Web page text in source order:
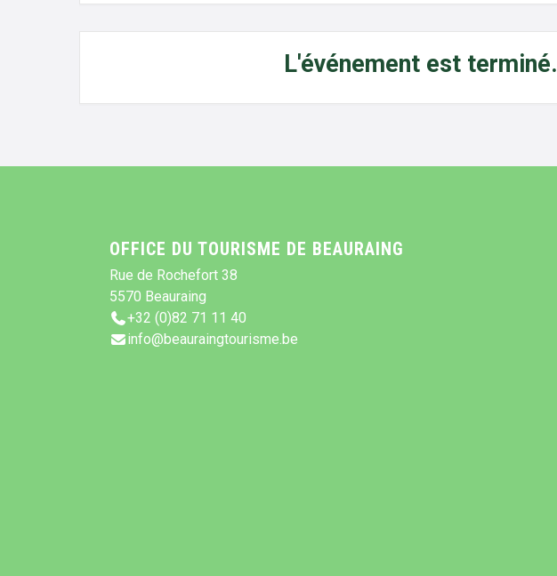
L'événement est terminé.
OFFICE DU TOURISME DE BEAURAING
Rue de Rochefort 38
5570 Beauraing
+32 (0)82 71 11 40
info@beauraingtourisme.be